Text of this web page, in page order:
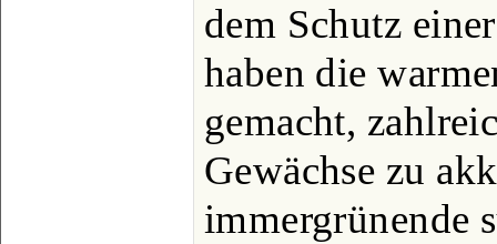
dem Schutz
haben die
gemacht,
Gewächse zu
immergrünende